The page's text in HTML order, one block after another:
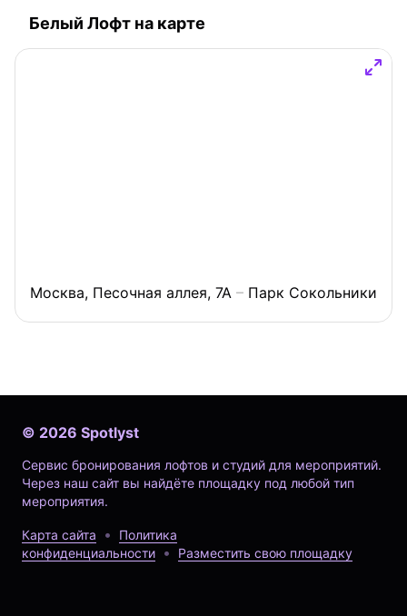
Белый Лофт на карте
Москва, Песочная аллея, 7А Парк Сокольники
© 2026 Spotlyst
Сервис бронирования лофтов и студий для мероприятий.
Через наш сайт вы найдёте площадку под любой тип
мероприятия.
Карта сайта
Политика
конфиденциальности
Разместить свою площадку